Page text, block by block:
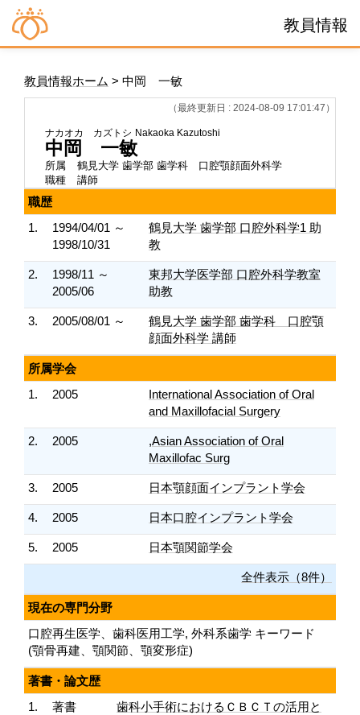
教員情報
教員情報ホーム > 中岡 一敏
（最終更新日 : 2024-08-09 17:01:47）
ナカオカ カズトシ Nakaoka Kazutoshi
中岡 一敏
所属
鶴見大学 歯学部 歯学科 口腔顎顔面外科学
職種
講師
職歴
1.
1994/04/01 ～
1998/10/31
鶴見大学 歯学部 口腔外科学1 助
教
2.
1998/11 ～
2005/06
東邦大学医学部 口腔外科学教室
助教
3. 2005/08/01 ～
鶴見大学 歯学部 歯学科 口腔顎
顔面外科学 講師
所属学会
1.
2005
International Association of Oral
and Maxillofacial Surgery
2. 2005
,Asian Association of Oral
Maxillofac Surg
3. 2005 日本顎顔面インプラント学会
4. 2005 日本口腔インプラント学会
5. 2005 日本顎関節学会
全件表示（8件）
現在の専門分野
口腔再生医学、歯科医用工学, 外科系歯学 キーワード
(顎骨再建、顎関節、顎変形症)
著書・論文歴
1.
著書
歯科小手術におけるＣＢＣＴの活用と